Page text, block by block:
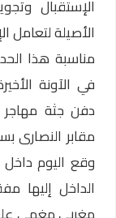
الإستقبال
الأصيلة لتعامل
مناسبة هذا
في الآونة
دفن جثة مهاجر
مقابر النصارى
وقع اليوم
الداخل إليها